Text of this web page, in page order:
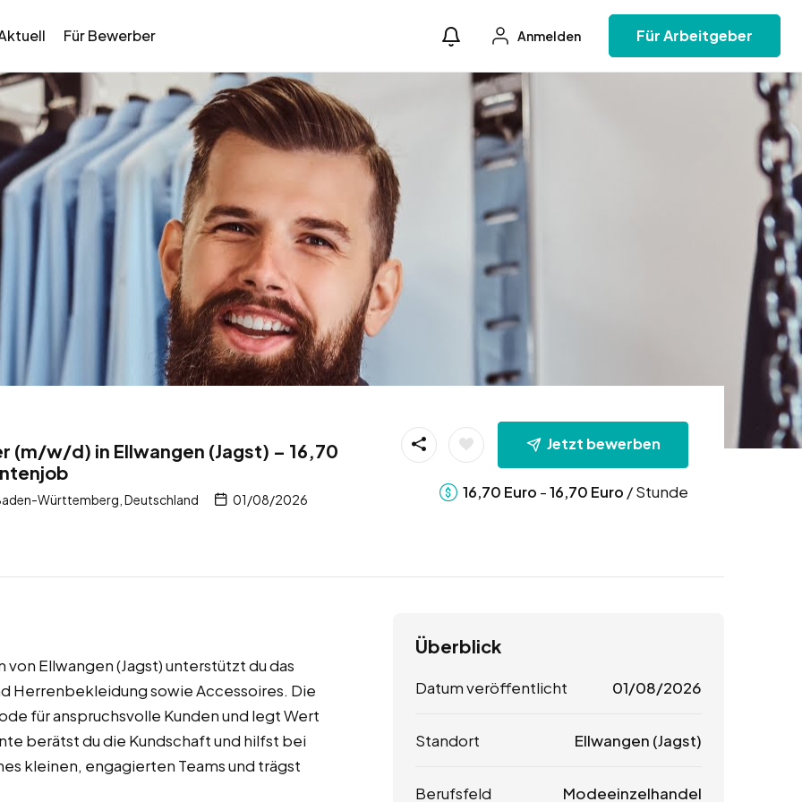
Für Bewerber Anmelden Für Arbeitgeber
(m/w/d) in Ellwangen (Jagst) – 16,70
Württemberg, Deutschland 01/08/2026
Jetzt bewerben
16,70 Euro -16,70 Euro / Stunde
Ellwangen (Jagst) unterstützt du das
Herrenbekleidung sowie Accessoires. Die
für anspruchsvolle Kunden und legt Wert
berätst du die Kundschaft und hilfst bei
kleinen, engagierten Teams und trägst
Überblick
Datum veröffentlicht 01/08/2026
Standort Ellwangen (Jagst)
Berufsfeld Modeeinzelhandel